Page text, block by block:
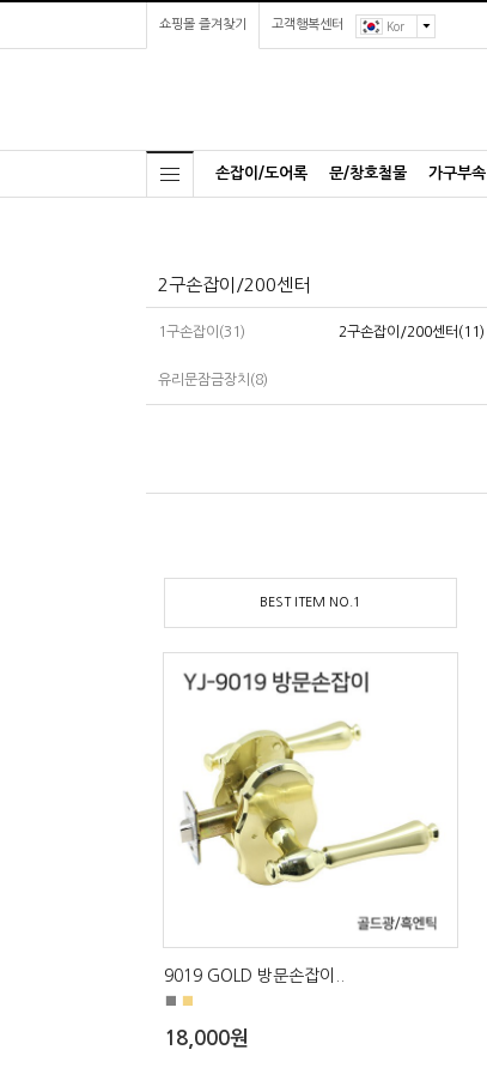
쇼핑몰 즐겨찾기 고객행복센터 Kor
손잡이/도어록 문/창호철물 가구부속
2구손잡이/200센터
1구손잡이(31) 2구손잡이/200센터(11)
유리문잠금장치(8)
BEST ITEM NO.1
9019 GOLD 방문손잡이..
18,000원